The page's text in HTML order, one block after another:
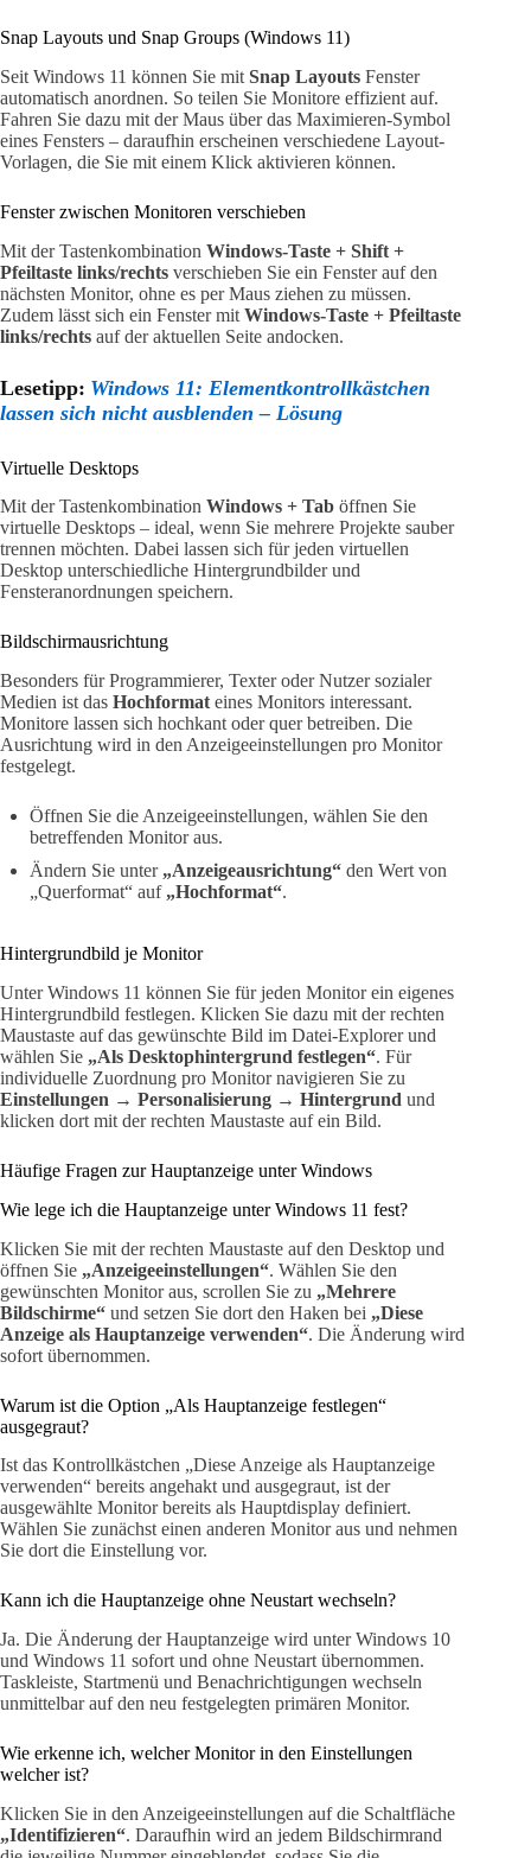
Snap Layouts und Snap Groups (Windows 11)
Seit Windows 11 können Sie mit Snap Layouts Fenster
automatisch anordnen. So teilen Sie Monitore effizient auf.
Fahren Sie dazu mit der Maus über das Maximieren-Symbol
eines Fensters – daraufhin erscheinen verschiedene Layout-
Vorlagen, die Sie mit einem Klick aktivieren können.
Fenster zwischen Monitoren verschieben
Mit der Tastenkombination Windows-Taste + Shift +
Pfeiltaste links/rechts verschieben Sie ein Fenster auf den
nächsten Monitor, ohne es per Maus ziehen zu müssen.
Zudem lässt sich ein Fenster mit Windows-Taste + Pfeiltaste
links/rechts auf der aktuellen Seite andocken.
Lesetipp: Windows 11: Elementkontrollkästchen
lassen sich nicht ausblenden – Lösung
Virtuelle Desktops
Mit der Tastenkombination Windows + Tab öffnen Sie
virtuelle Desktops – ideal, wenn Sie mehrere Projekte sauber
trennen möchten. Dabei lassen sich für jeden virtuellen
Desktop unterschiedliche Hintergrundbilder und
Fensteranordnungen speichern.
Bildschirmausrichtung
Besonders für Programmierer, Texter oder Nutzer sozialer
Medien ist das Hochformat eines Monitors interessant.
Monitore lassen sich hochkant oder quer betreiben. Die
Ausrichtung wird in den Anzeigeeinstellungen pro Monitor
festgelegt.
Öffnen Sie die Anzeigeeinstellungen, wählen Sie den
betreffenden Monitor aus.
Ändern Sie unter „Anzeigeausrichtung“ den Wert von
„Querformat“ auf „Hochformat“.
Hintergrundbild je Monitor
Unter Windows 11 können Sie für jeden Monitor ein eigenes
Hintergrundbild festlegen. Klicken Sie dazu mit der rechten
Maustaste auf das gewünschte Bild im Datei-Explorer und
wählen Sie „Als Desktophintergrund festlegen“. Für
individuelle Zuordnung pro Monitor navigieren Sie zu
Einstellungen → Personalisierung → Hintergrund und
klicken dort mit der rechten Maustaste auf ein Bild.
Häufige Fragen zur Hauptanzeige unter Windows
Wie lege ich die Hauptanzeige unter Windows 11 fest?
Klicken Sie mit der rechten Maustaste auf den Desktop und
öffnen Sie „Anzeigeeinstellungen“. Wählen Sie den
gewünschten Monitor aus, scrollen Sie zu „Mehrere
Bildschirme“ und setzen Sie dort den Haken bei „Diese
Anzeige als Hauptanzeige verwenden“. Die Änderung wird
sofort übernommen.
Warum ist die Option „Als Hauptanzeige festlegen“
ausgegraut?
Ist das Kontrollkästchen „Diese Anzeige als Hauptanzeige
verwenden“ bereits angehakt und ausgegraut, ist der
ausgewählte Monitor bereits als Hauptdisplay definiert.
Wählen Sie zunächst einen anderen Monitor aus und nehmen
Sie dort die Einstellung vor.
Kann ich die Hauptanzeige ohne Neustart wechseln?
Ja. Die Änderung der Hauptanzeige wird unter Windows 10
und Windows 11 sofort und ohne Neustart übernommen.
Taskleiste, Startmenü und Benachrichtigungen wechseln
unmittelbar auf den neu festgelegten primären Monitor.
Wie erkenne ich, welcher Monitor in den Einstellungen
welcher ist?
Klicken Sie in den Anzeigeeinstellungen auf die Schaltfläche
„Identifizieren“. Daraufhin wird an jedem Bildschirmrand